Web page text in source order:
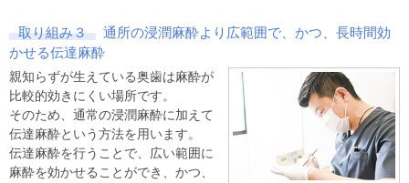
取り組み３
通所の浸潤麻酔より広範囲で、かつ、長時間効
かせる伝達麻酔
親知らずが生えている奥歯は麻酔が
比較的効きにくい場所です。
そのため、通常の浸潤麻酔に加えて
伝達麻酔という方法を用います。
伝達麻酔を行うことで、広い範囲に
麻酔を効かせることができ、かつ、